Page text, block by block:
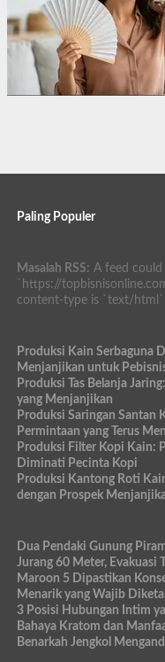
Paling Populer
Masalah RSS: A feed
`https://
content-type is `text/html`
Produksi Kain Serbaguna
Menjanjikan untuk
Produksi Tas Belanja
yang Menjanjikan
Produksi Saringan Santan
Permintaan yang Terus
Produksi Filter Kopi Kain:
Diminati Pecinta Kopi
Produksi Kantong Roti
dengan Prospek
Dua Pendaki Gunung
Jurang 60 Meter, Evakuasi
Maroon 5 Dipastikan
Menarik yang Wajib
3 Posisi Hubungan Intim
Bahaya Kratom dan
Benarkah Jengkol